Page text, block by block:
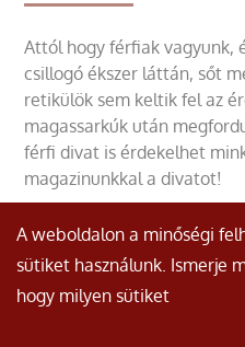
Attól hogy férfiak vagyunk,
csillogó ékszer láttán, sőt
retikülök sem keltik fel az
magassarkúk után
férfi divat is érdekelhet
magazinunkkal a divatot!
© Minden
A weboldalon a minőségi
sütiket használunk. Ismerje
hogy milyen sütiket